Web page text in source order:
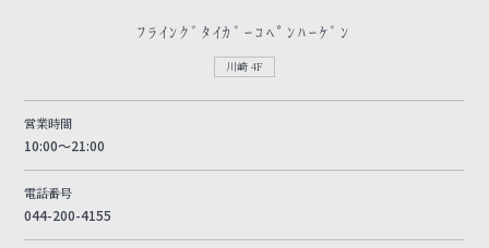
ﾌﾗｲﾝｸﾞﾀｲｶﾞｰｺﾍﾟﾝﾊｰｹﾞﾝ
川崎 4F
営業時間
10:00～21:00
電話番号
044-200-4155